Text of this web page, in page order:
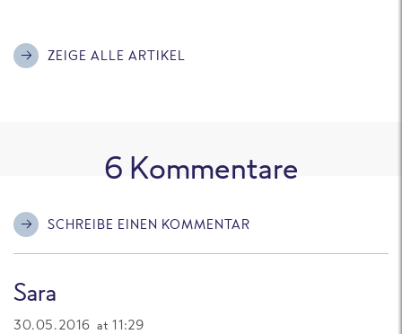
ZEIGE ALLE ARTIKEL
6 Kommentare
SCHREIBE EINEN KOMMENTAR
Sara
30.05.2016 at 11:29